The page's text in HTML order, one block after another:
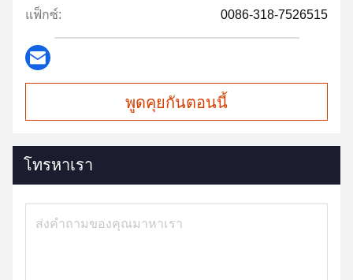
แฟ็กซ์: 0086-318-7526515
พูดคุยกันตอนนี้
โทรหาเรา